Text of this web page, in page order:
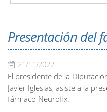
Presentación del
21/11/2022
El presidente de la
Javier Iglesias, asiste a la
fármaco Neurofix.